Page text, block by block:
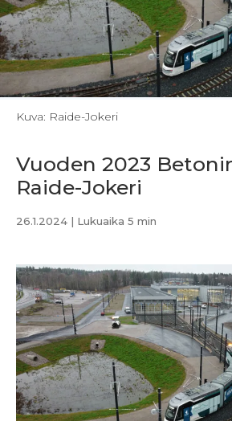
Kuva: Raide-Jokeri
Vuoden 2023
Raide-Jokeri
26.1.2024 | Lukuaika 5 min